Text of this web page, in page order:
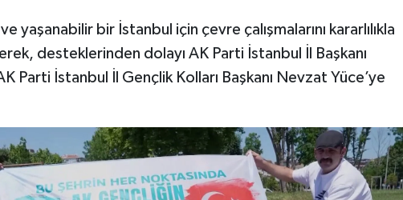
yaşanabilir bir İstanbul için çevre çalışmalarını kararlılıkla
desteklerinden dolayı AK Parti İstanbul İl Başkanı
Parti İstanbul İl Gençlik Kolları Başkanı Nevzat Yüce’ye